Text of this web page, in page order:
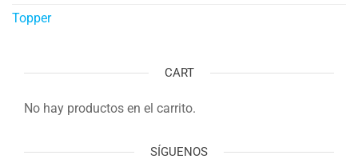
Topper
CART
No hay productos en el carrito.
SÍGUENOS